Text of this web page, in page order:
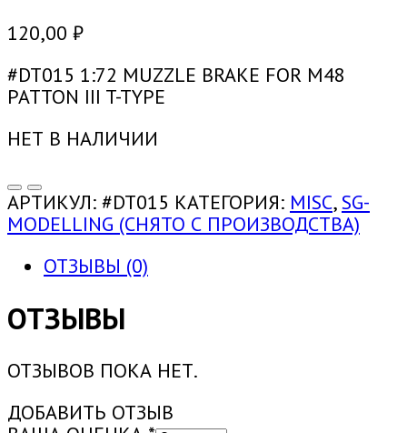
120,00 ₽
#DT015 1:72 MUZZLE BRAKE FOR М48
PATTON III T-TYPE
НЕТ В НАЛИЧИИ
АРТИКУЛ: #DT015 КАТЕГОРИЯ: MISC,SG-
MODELLING (СНЯТО С ПРОИЗВОДСТВА)
ОТЗЫВЫ (0)
ОТЗЫВЫ
ОТЗЫВОВ ПОКА НЕТ.
ДОБАВИТЬ ОТЗЫВ